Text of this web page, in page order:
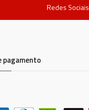
Redes Sociais
pagamento